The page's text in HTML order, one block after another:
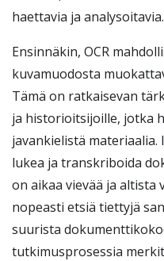
haettavia ja analysoitavia.
Ensinnäkin, OCR
kuvamuodosta
Tämä on ratkaisevan
ja historioitsijoille, jotka
javankielistä materiaalia.
lukea ja transkriboida
on aikaa vievää ja altista
nopeasti etsiä tiettyjä
suurista
tutkimusprosessia